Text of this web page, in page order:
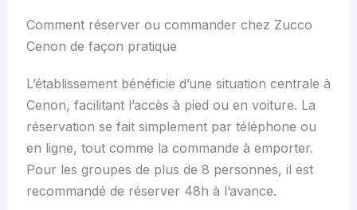
Comment réserver ou commander chez Zucco
Cenon de façon pratique
L’établissement bénéficie d’une situation centrale à
Cenon, facilitant l’accès à pied ou en voiture. La
réservation se fait simplement par téléphone ou
en ligne, tout comme la commande à emporter.
Pour les groupes de plus de 8 personnes, il est
recommandé de réserver 48h à l’avance.